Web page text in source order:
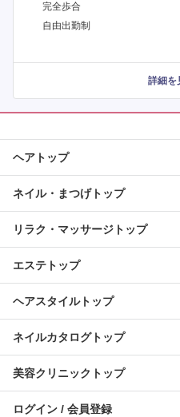
完全歩合
自由出勤制
詳細を
ヘアトップ
ネイル・まつげトップ
リラク・マッサージトップ
エステトップ
ヘアスタイルトップ
ネイルカタログトップ
美容クリニックトップ
ログイン / 会員登録